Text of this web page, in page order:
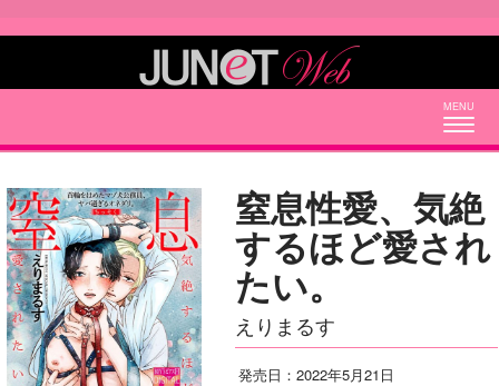
窒息性愛、気絶
するほど愛され
たい。
えりまるす
発売日：2022年5月21日